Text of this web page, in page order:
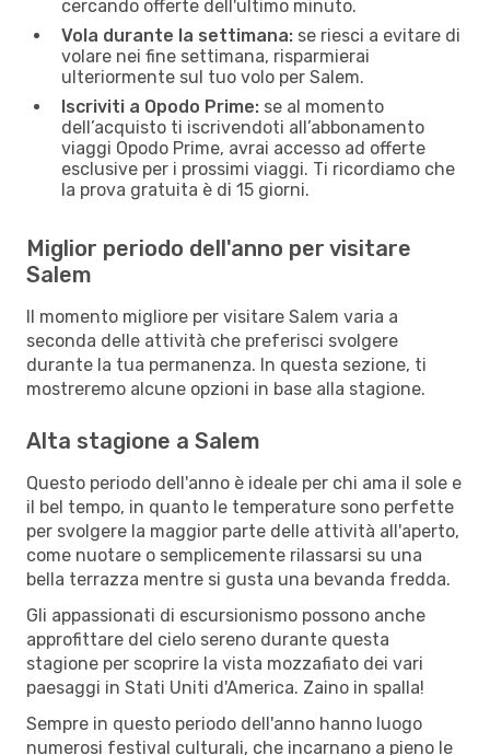
cercando offerte dell'ultimo minuto.
Vola durante la settimana: se riesci a evitare di
volare nei fine settimana, risparmierai
ulteriormente sul tuo volo per Salem.
Iscriviti a Opodo Prime: se al momento
dell’acquisto ti iscrivendoti all’abbonamento
viaggi Opodo Prime, avrai accesso ad offerte
esclusive per i prossimi viaggi. Ti ricordiamo che
la prova gratuita è di 15 giorni.
Miglior periodo dell'anno per visitare
Salem
Il momento migliore per visitare Salem varia a
seconda delle attività che preferisci svolgere
durante la tua permanenza. In questa sezione, ti
mostreremo alcune opzioni in base alla stagione.
Alta stagione a Salem
Questo periodo dell'anno è ideale per chi ama il sole e
il bel tempo, in quanto le temperature sono perfette
per svolgere la maggior parte delle attività all'aperto,
come nuotare o semplicemente rilassarsi su una
bella terrazza mentre si gusta una bevanda fredda.
Gli appassionati di escursionismo possono anche
approfittare del cielo sereno durante questa
stagione per scoprire la vista mozzafiato dei vari
paesaggi in Stati Uniti d'America. Zaino in spalla!
Sempre in questo periodo dell'anno hanno luogo
numerosi festival culturali, che incarnano a pieno le